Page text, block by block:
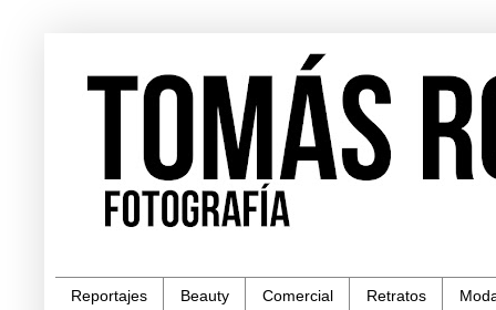
Reportajes Beauty Comercial Retratos